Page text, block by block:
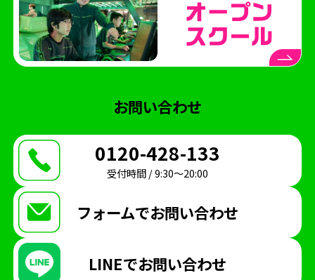
お問い合わせ
0120-428-133
受付時間 / 9:30〜20:00
フォームでお問い合わせ
LINEでお問い合わせ